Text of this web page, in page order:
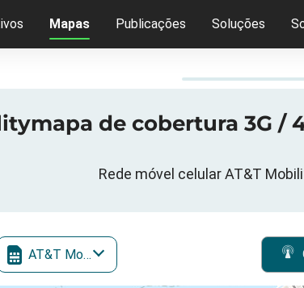
Mapas Publicações Soluções
de cobertura 3G /
Rede móvel celular AT&T
AT&T Mobility